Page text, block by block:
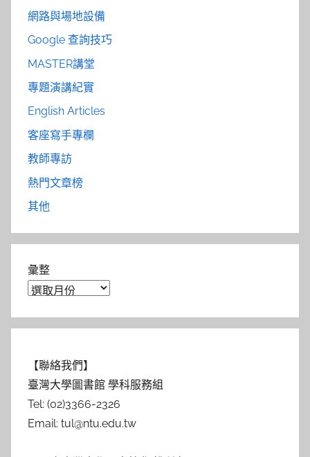
網路與場地設備
Google 查詢技巧
MASTER講堂
專題演講紀實
English Articles
客座寫手專欄
教師專訪
熱門文章榜
其他
彙整
【聯絡我們】
臺灣大學圖書館 學科服務組
Tel: (02)3366-2326
Email: tul@ntu.edu.tw